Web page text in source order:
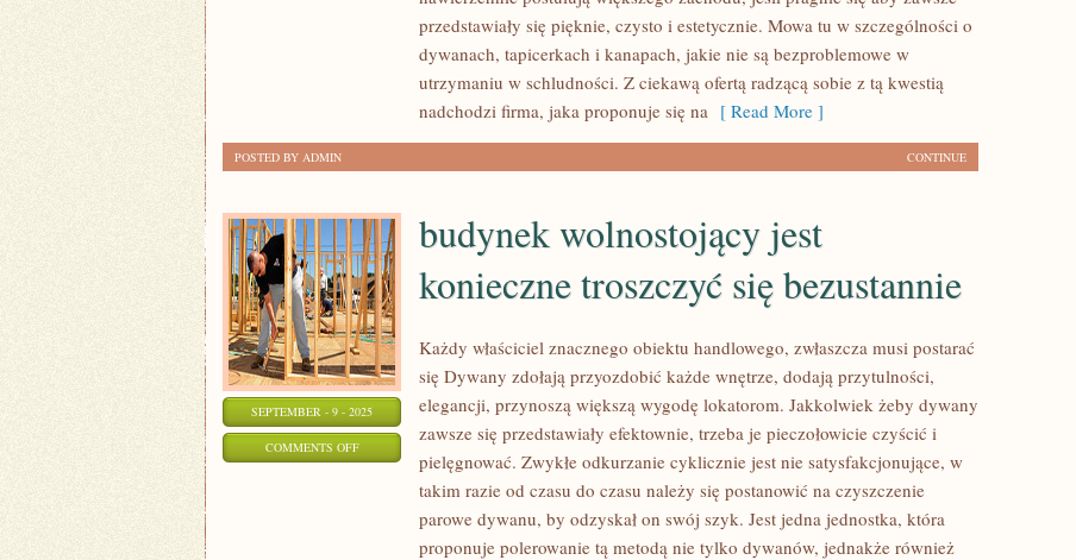
WYKONYWAĆ
W
MIEJSCU
przedstawiały się pięknie, czysto i estetycznie. Mowa tu w szczególności o
dywanach, tapicerkach i kanapach, jakie nie są bezproblemowe w
utrzymaniu w schludności. Z ciekawą ofertą radzącą sobie z tą kwestią
nadchodzi firma, jaka proponuje się na [ Read More ]
CONTINUE
POSTED BY ADMIN
SEPTEMBER - 9 - 2025
COMMENTS OFFON
budynek wolnostojący jest
konieczne troszczyć się bezustannie
Każdy właściciel znacznego obiektu handlowego, zwłaszcza musi postarać
się Dywany zdołają przyozdobić każde wnętrze, dodają przytulności,
elegancji, przynoszą większą wygodę lokatorom. Jakkolwiek żeby dywany
zawsze się przedstawiały efektownie, trzeba je pieczołowicie czyścić i
pielęgnować. Zwykłe odkurzanie cyklicznie jest nie satysfakcjonujące, w
takim razie od czasu do czasu należy się postanowić na czyszczenie
parowe dywanu, by odzyskał on swój szyk. Jest jedna jednostka, która
proponuje polerowanie tą metodą nie tylko dywanów, jednakże również